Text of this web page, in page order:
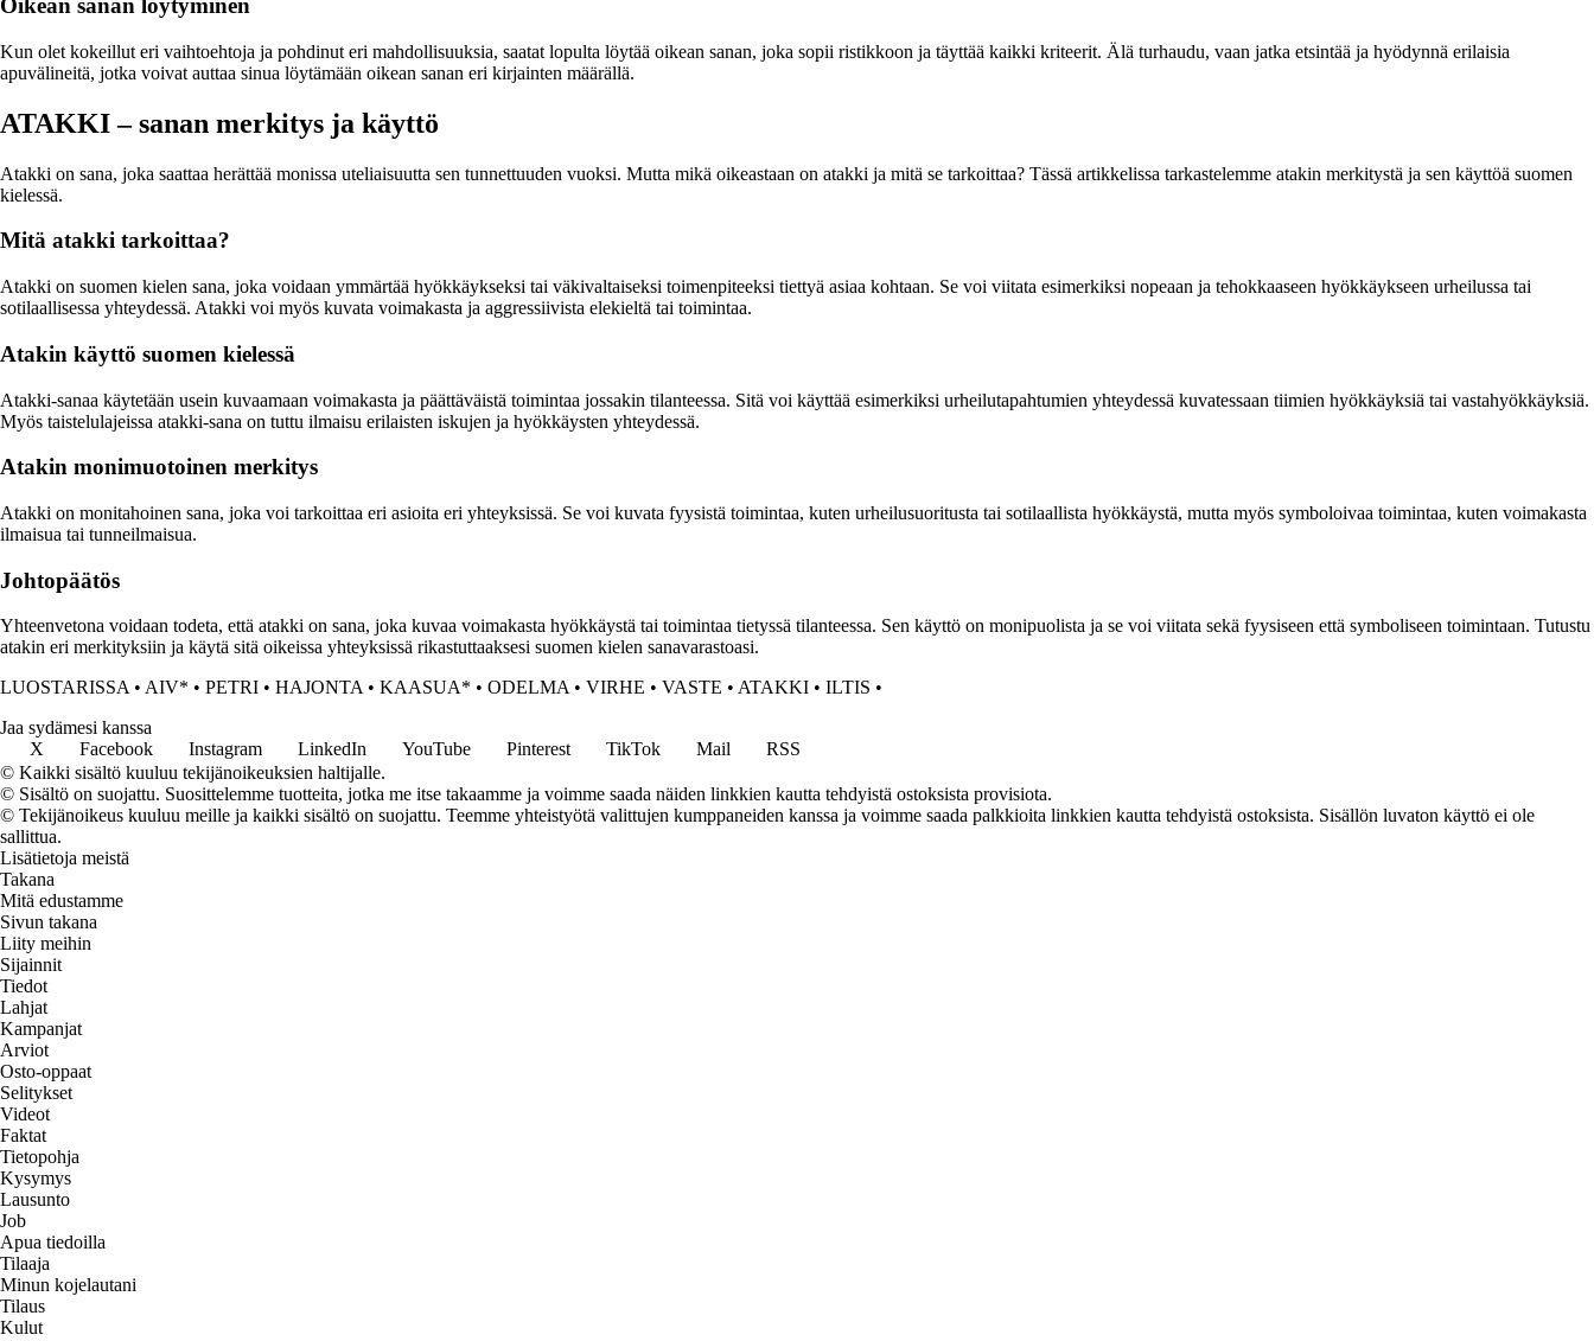
Oikean sanan löytyminen
Kun olet kokeillut eri vaihtoehtoja ja pohdinut eri mahdollisuuksia, saatat lopulta löytää oikean sanan, joka sopii ristikkoon ja täyttää kaikki kriteerit. Älä turhaudu, vaan jatka etsintää ja hyödynnä erilaisia
apuvälineitä, jotka voivat auttaa sinua löytämään oikean sanan eri kirjainten määrällä.
ATAKKI – sanan merkitys ja käyttö
Atakki on sana, joka saattaa herättää monissa uteliaisuutta sen tunnettuuden vuoksi. Mutta mikä oikeastaan on atakki ja mitä se tarkoittaa? Tässä artikkelissa tarkastelemme atakin merkitystä ja sen käyttöä suomen
kielessä.
Mitä atakki tarkoittaa?
Atakki on suomen kielen sana, joka voidaan ymmärtää hyökkäykseksi tai väkivaltaiseksi toimenpiteeksi tiettyä asiaa kohtaan. Se voi viitata esimerkiksi nopeaan ja tehokkaaseen hyökkäykseen urheilussa tai
sotilaallisessa yhteydessä. Atakki voi myös kuvata voimakasta ja aggressiivista elekieltä tai toimintaa.
Atakin käyttö suomen kielessä
Atakki-sanaa käytetään usein kuvaamaan voimakasta ja päättäväistä toimintaa jossakin tilanteessa. Sitä voi käyttää esimerkiksi urheilutapahtumien yhteydessä kuvatessaan tiimien hyökkäyksiä tai vastahyökkäyksiä.
Myös taistelulajeissa atakki-sana on tuttu ilmaisu erilaisten iskujen ja hyökkäysten yhteydessä.
Atakin monimuotoinen merkitys
Atakki on monitahoinen sana, joka voi tarkoittaa eri asioita eri yhteyksissä. Se voi kuvata fyysistä toimintaa, kuten urheilusuoritusta tai sotilaallista hyökkäystä, mutta myös symboloivaa toimintaa, kuten voimakasta
ilmaisua tai tunneilmaisua.
Johtopäätös
Yhteenvetona voidaan todeta, että atakki on sana, joka kuvaa voimakasta hyökkäystä tai toimintaa tietyssä tilanteessa. Sen käyttö on monipuolista ja se voi viitata sekä fyysiseen että symboliseen toimintaan. Tutustu
atakin eri merkityksiin ja käytä sitä oikeissa yhteyksissä rikastuttaaksesi suomen kielen sanavarastoasi.
LUOSTARISSA• AIV* • PETRI • HAJONTA• KAASUA* • ODELMA• VIRHE • VASTE • ATAKKI • ILTIS •
Jaa sydämesi kanssa
X
Facebook Instagram LinkedIn YouTube Pinterest TikTok Mail
RSS
© Kaikki sisältö kuuluu tekijänoikeuksien haltijalle.
© Sisältö on suojattu. Suosittelemme tuotteita, jotka me itse takaamme ja voimme saada näiden linkkien kautta tehdyistä ostoksista provisiota.
© Tekijänoikeus kuuluu meille ja kaikki sisältö on suojattu. Teemme yhteistyötä valittujen kumppaneiden kanssa ja voimme saada palkkioita linkkien kautta tehdyistä ostoksista. Sisällön luvaton käyttö ei ole
sallittua.
Lisätietoja meistä
Takana
Mitä edustamme
Sivun takana
Liity meihin
Sijainnit
Tiedot
Lahjat
Kampanjat
Arviot
Osto-oppaat
Selitykset
Videot
Faktat
Tietopohja
Kysymys
Lausunto
Job
Apua tiedoilla
Tilaaja
Minun kojelautani
Tilaus
Kulut